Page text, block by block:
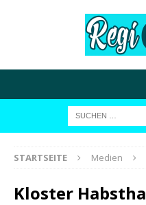
STARTSEITE Medien
Kloster